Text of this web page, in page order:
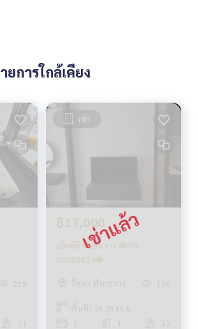
ยการใกล้เคียง
219
เช่า
฿17,000
เอ็กซ์ที ห้วยขวาง 🌟PN-
00005624🌟
รัชดา ห้วยขวาง 186
พื้นที่ : 28.18 ตร.ม.